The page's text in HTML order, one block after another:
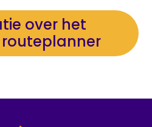
over het